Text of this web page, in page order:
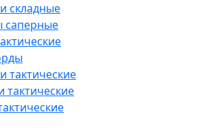
складные
саперные
тактические
тактические